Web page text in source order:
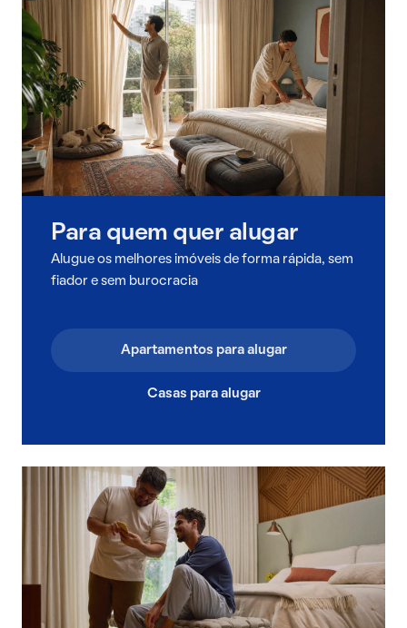
Para quem quer alugar
Alugue os melhores imóveis de forma rápida, sem
fiador e sem burocracia
Apartamentos para alugar
Casas para alugar